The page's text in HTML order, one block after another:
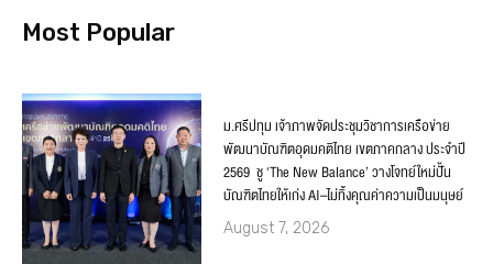
Most Popular
ม.ศรีปทุม เจ้าภาพจัดประชุมวิชาการเครือข่าย
พัฒนาบัณฑิตอุดมคติไทย เขตภาคกลาง ประจำปี
2569 ชู ‘The New Balance’ วางโจทย์ใหม่ปั้น
บัณฑิตไทยให้เก่ง AI–ไม่ทิ้งคุณค่าความเป็นมนุษย์
August 7, 2026